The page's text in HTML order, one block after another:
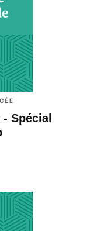
Spécial